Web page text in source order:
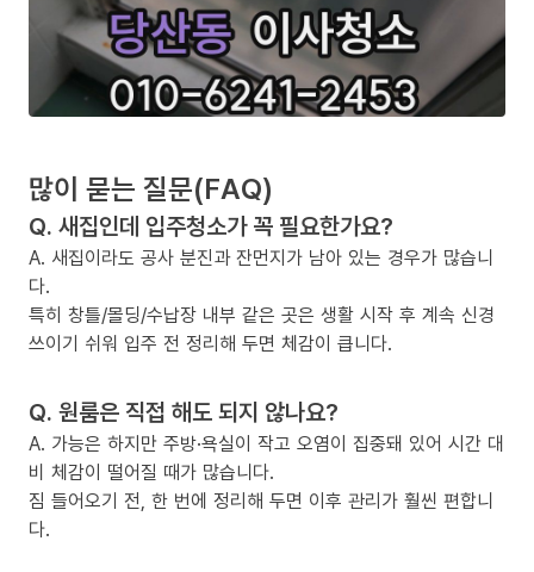
많이 묻는 질문(FAQ)
Q. 새집인데 입주청소가 꼭 필요한가요?
A. 새집이라도 공사 분진과 잔먼지가 남아 있는 경우가 많습니
다.
특히 창틀/몰딩/수납장 내부 같은 곳은 생활 시작 후 계속 신경
쓰이기 쉬워 입주 전 정리해 두면 체감이 큽니다.
Q. 원룸은 직접 해도 되지 않나요?
A. 가능은 하지만 주방·욕실이 작고 오염이 집중돼 있어 시간 대
비 체감이 떨어질 때가 많습니다.
짐 들어오기 전, 한 번에 정리해 두면 이후 관리가 훨씬 편합니
다.